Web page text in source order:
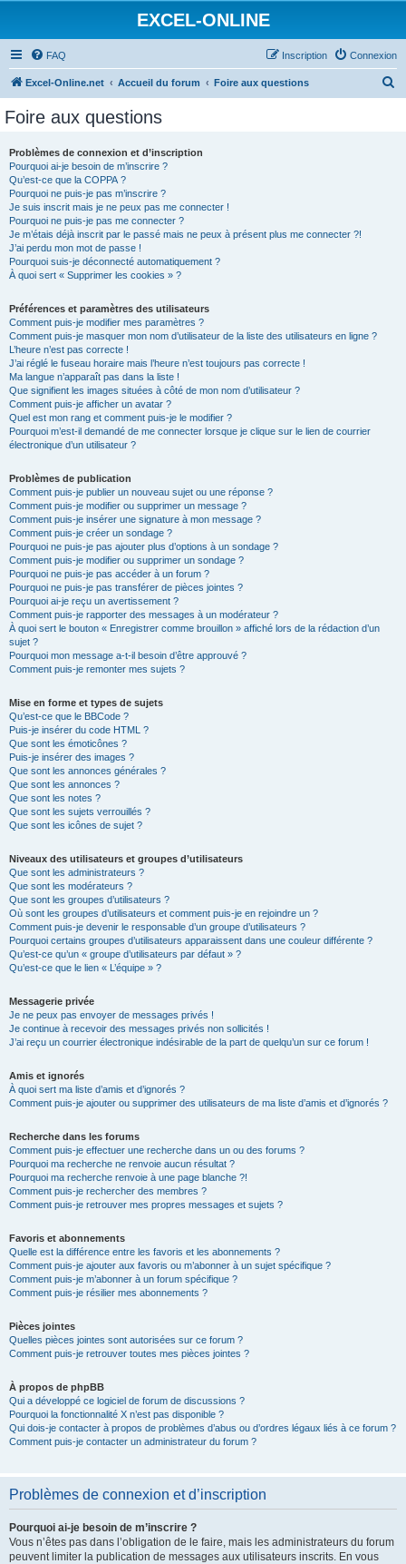
EXCEL-ONLINE
FAQ Connexion
Inscription
Excel-Online.net Accueil du forum Foire aux questions
Foire aux questions
Problèmes de connexion et d’inscription
Pourquoi ai-je besoin de m’inscrire ?
Qu’est-ce que la COPPA ?
Pourquoi ne puis-je pas m’inscrire ?
Je suis inscrit mais je ne peux pas me connecter !
Pourquoi ne puis-je pas me connecter ?
Je m’étais déjà inscrit par le passé mais ne peux à présent plus me connecter ?!
J’ai perdu mon mot de passe !
Pourquoi suis-je déconnecté automatiquement ?
À quoi sert « Supprimer les cookies » ?
Préférences et paramètres des utilisateurs
Comment puis-je modifier mes paramètres ?
Comment puis-je masquer mon nom d’utilisateur de la liste des utilisateurs en ligne ?
L’heure n’est pas correcte !
J’ai réglé le fuseau horaire mais l’heure n’est toujours pas correcte !
Ma langue n’apparaît pas dans la liste !
Que signifient les images situées à côté de mon nom d’utilisateur ?
Comment puis-je afficher un avatar ?
Quel est mon rang et comment puis-je le modifier ?
Pourquoi m’est-il demandé de me connecter lorsque je clique sur le lien de courrier
électronique d’un utilisateur ?
Problèmes de publication
Comment puis-je publier un nouveau sujet ou une réponse ?
Comment puis-je modifier ou supprimer un message ?
Comment puis-je insérer une signature à mon message ?
Comment puis-je créer un sondage ?
Pourquoi ne puis-je pas ajouter plus d’options à un sondage ?
Comment puis-je modifier ou supprimer un sondage ?
Pourquoi ne puis-je pas accéder à un forum ?
Pourquoi ne puis-je pas transférer de pièces jointes ?
Pourquoi ai-je reçu un avertissement ?
Comment puis-je rapporter des messages à un modérateur ?
À quoi sert le bouton « Enregistrer comme brouillon » affiché lors de la rédaction d’un
sujet ?
Pourquoi mon message a-t-il besoin d’être approuvé ?
Comment puis-je remonter mes sujets ?
Mise en forme et types de sujets
Qu’est-ce que le BBCode ?
Puis-je insérer du code HTML ?
Que sont les émoticônes ?
Puis-je insérer des images ?
Que sont les annonces générales ?
Que sont les annonces ?
Que sont les notes ?
Que sont les sujets verrouillés ?
Que sont les icônes de sujet ?
Niveaux des utilisateurs et groupes d’utilisateurs
Que sont les administrateurs ?
Que sont les modérateurs ?
Que sont les groupes d’utilisateurs ?
Où sont les groupes d’utilisateurs et comment puis-je en rejoindre un ?
Comment puis-je devenir le responsable d’un groupe d’utilisateurs ?
Pourquoi certains groupes d’utilisateurs apparaissent dans une couleur différente ?
Qu’est-ce qu’un « groupe d’utilisateurs par défaut » ?
Qu’est-ce que le lien « L’équipe » ?
Messagerie privée
Je ne peux pas envoyer de messages privés !
Je continue à recevoir des messages privés non sollicités !
J’ai reçu un courrier électronique indésirable de la part de quelqu’un sur ce forum !
Amis et ignorés
À quoi sert ma liste d’amis et d’ignorés ?
Comment puis-je ajouter ou supprimer des utilisateurs de ma liste d’amis et d’ignorés ?
Recherche dans les forums
Comment puis-je effectuer une recherche dans un ou des forums ?
Pourquoi ma recherche ne renvoie aucun résultat ?
Pourquoi ma recherche renvoie à une page blanche ?!
Comment puis-je rechercher des membres ?
Comment puis-je retrouver mes propres messages et sujets ?
Favoris et abonnements
Quelle est la différence entre les favoris et les abonnements ?
Comment puis-je ajouter aux favoris ou m’abonner à un sujet spécifique ?
Comment puis-je m’abonner à un forum spécifique ?
Comment puis-je résilier mes abonnements ?
Pièces jointes
Quelles pièces jointes sont autorisées sur ce forum ?
Comment puis-je retrouver toutes mes pièces jointes ?
À propos de phpBB
Qui a développé ce logiciel de forum de discussions ?
Pourquoi la fonctionnalité X n’est pas disponible ?
Qui dois-je contacter à propos de problèmes d’abus ou d’ordres légaux liés à ce forum ?
Comment puis-je contacter un administrateur du forum ?
Problèmes de connexion et d’inscription
Pourquoi ai-je besoin de m’inscrire ?
Vous n’êtes pas dans l’obligation de le faire, mais les administrateurs du forum
peuvent limiter la publication de messages aux utilisateurs inscrits. En vous